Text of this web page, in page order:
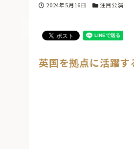
投稿日
2024年5月16日 カテゴリー
注目公演
英国を拠点に活躍す